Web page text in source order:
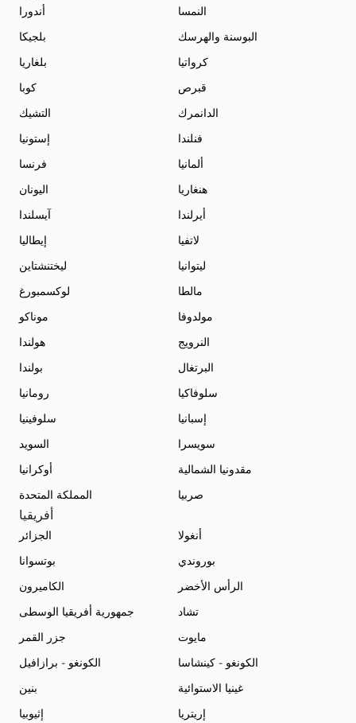
أندورا
النمسا
بلجيكا
البوسنة والهرسك
بلغاريا
كرواتيا
كوبا
قبرص
التشيك
الدانمرك
إستونيا
فنلندا
فرنسا
ألمانيا
اليونان
هنغاريا
آيسلندا
أيرلندا
إيطاليا
لاتفيا
ليختنشتاين
ليتوانيا
لوكسمبورغ
مالطا
موناكو
مولدوفا
هولندا
النرويج
بولندا
البرتغال
رومانيا
سلوفاكيا
سلوفينيا
إسبانيا
السويد
سويسرا
أوكرانيا
مقدونيا الشمالية
المملكة المتحدة
صربيا
أفريقيا
الجزائر
أنغولا
بوتسوانا
بوروندي
الكاميرون
الرأس الأخضر
جمهورية أفريقيا الوسطى
تشاد
جزر القمر
مايوت
الكونغو - برازافيل
الكونغو - كينشاسا
بنين
غينيا الاستوائية
إثيوبيا
إريتريا